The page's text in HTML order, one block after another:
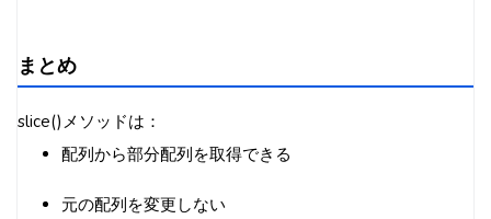
まとめ
slice()メソッドは：
配列から部分配列を取得できる
元の配列を変更しない